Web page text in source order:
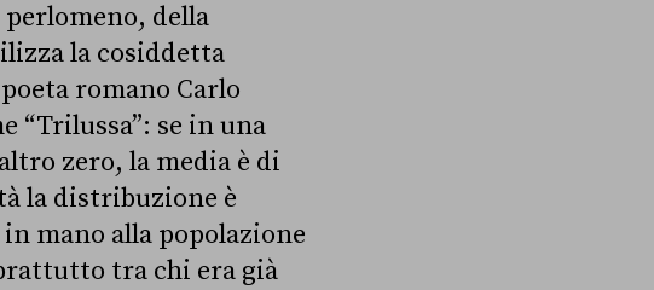
della
la cosiddetta
romano Carlo
“Trilussa”: se in una
zero, la media è di
la distribuzione è
mano alla popolazione
tra chi era già